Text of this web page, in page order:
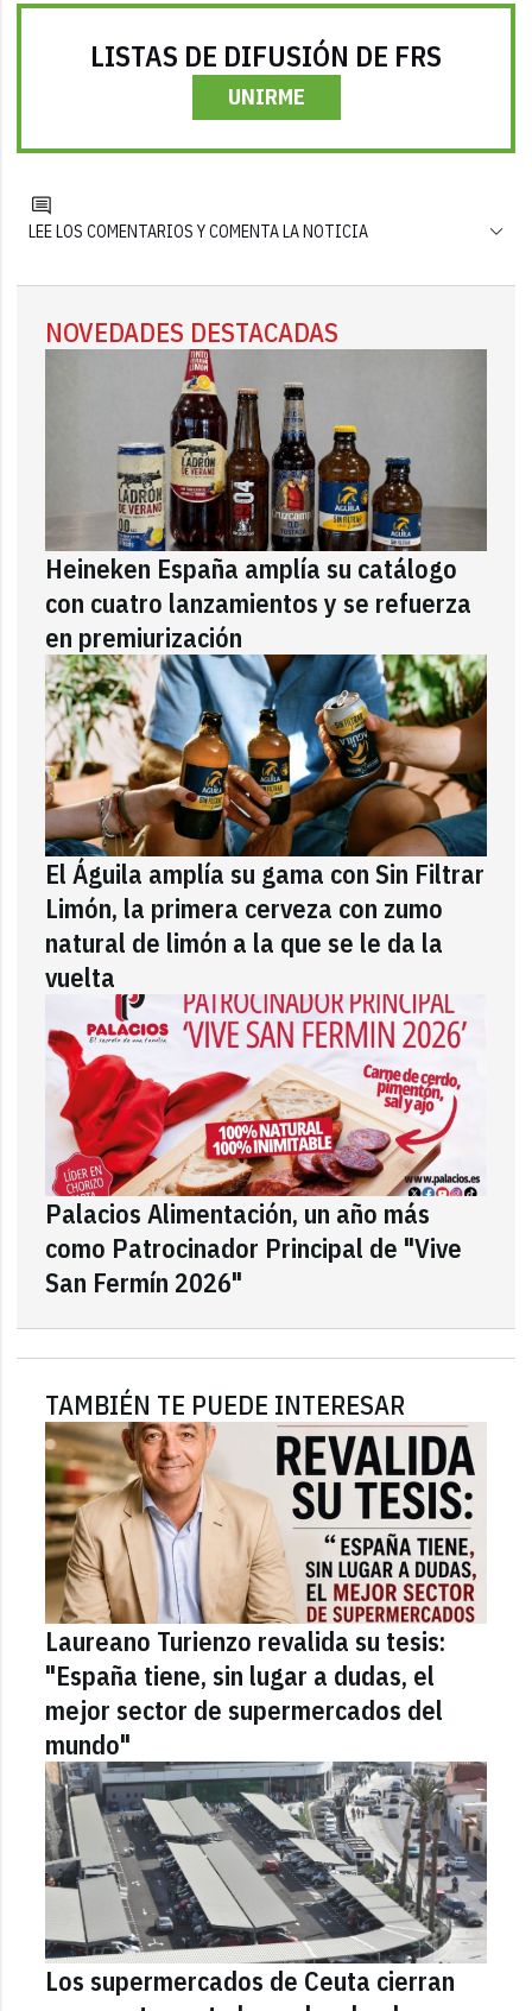
LISTAS DE DIFUSIÓN DE FRS
UNIRME
LEE LOS COMENTARIOS Y COMENTA LA NOTICIA
NOVEDADES DESTACADAS
Heineken España amplía su catálogo
con cuatro lanzamientos y se refuerza
en premiurización
El Águila amplía su gama con Sin Filtrar
Limón, la primera cerveza con zumo
natural de limón a la que se le da la
vuelta
Palacios Alimentación, un año más
como Patrocinador Principal de "Vive
San Fermín 2026"
TAMBIÉN TE PUEDE INTERESAR
Laureano Turienzo revalida su tesis:
"España tiene, sin lugar a dudas, el
mejor sector de supermercados del
mundo"
Los supermercados de Ceuta cierran